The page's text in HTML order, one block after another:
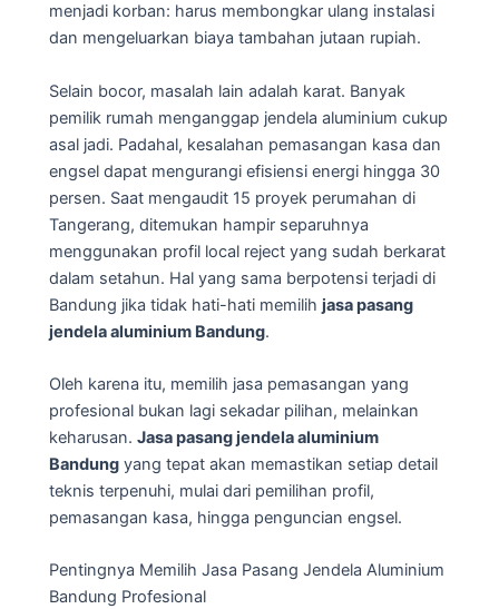
menjadi korban: harus membongkar ulang instalasi
dan mengeluarkan biaya tambahan jutaan rupiah.
Selain bocor, masalah lain adalah karat. Banyak
pemilik rumah menganggap jendela aluminium cukup
asal jadi. Padahal, kesalahan pemasangan kasa dan
engsel dapat mengurangi efisiensi energi hingga 30
persen. Saat mengaudit 15 proyek perumahan di
Tangerang, ditemukan hampir separuhnya
menggunakan profil local reject yang sudah berkarat
dalam setahun. Hal yang sama berpotensi terjadi di
Bandung jika tidak hati-hati memilih jasa pasang
jendela aluminium Bandung.
Oleh karena itu, memilih jasa pemasangan yang
profesional bukan lagi sekadar pilihan, melainkan
keharusan. Jasa pasang jendela aluminium
Bandung yang tepat akan memastikan setiap detail
teknis terpenuhi, mulai dari pemilihan profil,
pemasangan kasa, hingga penguncian engsel.
Pentingnya Memilih Jasa Pasang Jendela Aluminium
Bandung Profesional